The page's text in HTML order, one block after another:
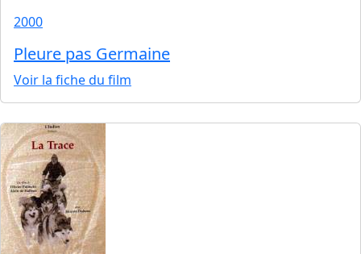
2000
Pleure pas Germaine
Voir la fiche du film